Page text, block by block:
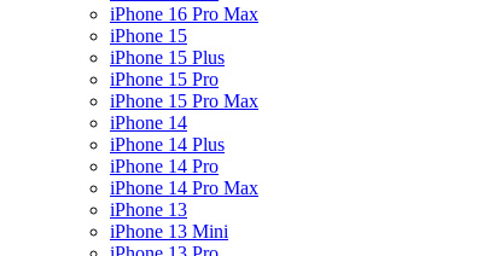
iPhone 16 Pro Max
iPhone 15
iPhone 15 Plus
iPhone 15 Pro
iPhone 15 Pro Max
iPhone 14
iPhone 14 Plus
iPhone 14 Pro
iPhone 14 Pro Max
iPhone 13
iPhone 13 Mini